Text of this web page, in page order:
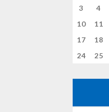
3
4
10
11
17
18
24
25